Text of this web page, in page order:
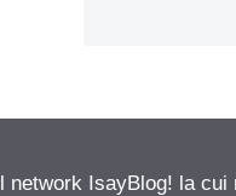
network IsayBlog! la cui